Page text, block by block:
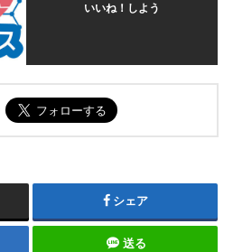
いいね！しよう
シェア
送る